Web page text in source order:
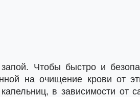
Чтобы быстро и
на очищение крови от
в зависимости от